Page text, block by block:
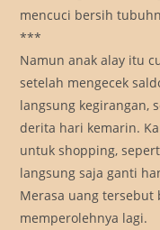
mencuci bersih
***
Namun anak alay itu
setelah mengecek
langsung kegirangan,
derita hari kemarin.
untuk shopping,
langsung saja ganti
Merasa uang tersebut
memperolehnya lagi.